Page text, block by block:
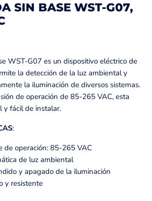
SIN BASE WST-G07,
WST-G07 es un dispositivo eléctrico de
la detección de la luz ambiental y
la iluminación de diversos sistemas.
de operación de 85-265 VAC, esta
y fácil de instalar.
:
de operación: 85-265 VAC
de luz ambiental
y apagado de la iluminación
y resistente